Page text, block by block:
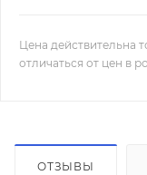
Цена действительна
отличаться от цен в
ОТЗЫВЫ